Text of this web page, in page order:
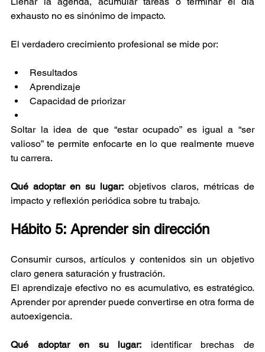
exhausto no es sinónimo de impacto.
El verdadero crecimiento profesional se mide por:
Resultados
Aprendizaje
Capacidad de priorizar
Soltar la idea de que “estar ocupado” es igual a “ser
valioso” te permite enfocarte en lo que realmente mueve
tu carrera.
Qué adoptar en su lugar: objetivos claros, métricas de
impacto y reflexión periódica sobre tu trabajo.
Hábito 5: Aprender sin dirección
Consumir cursos, artículos y contenidos sin un objetivo
claro genera saturación y frustración.
El aprendizaje efectivo no es acumulativo, es estratégico.
Aprender por aprender puede convertirse en otra forma de
autoexigencia.
Qué adoptar en su lugar: identificar brechas de